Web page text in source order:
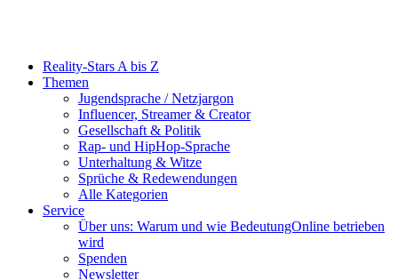
Reality-Stars A bis Z
Themen
Jugendsprache / Netzjargon
Influencer, Streamer & Creator
Gesellschaft & Politik
Rap- und HipHop-Sprache
Unterhaltung & Witze
Sprüche & Redewendungen
Alle Kategorien
Service
Über uns: Warum und wie BedeutungOnline betrieben
wird
Spenden
Newsletter